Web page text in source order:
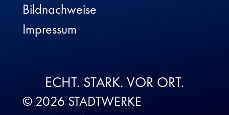
Bildnachweise
Impressum
ECHT. STARK. VOR ORT.
© 2026 STADTWERKE